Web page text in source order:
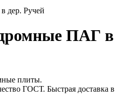
дер. Ручей
ПАГ в
плиты.
ГОСТ. Быстрая доставка в